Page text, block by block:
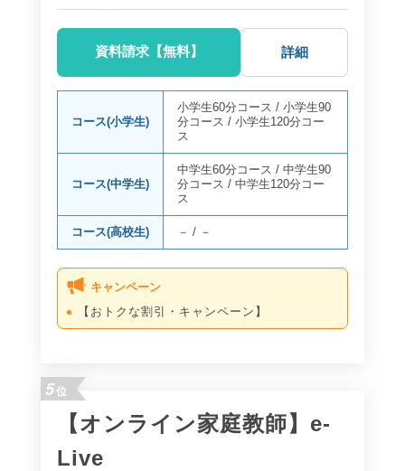
資料請求【無料】 詳細
コース(小学生)
小学生60分コース /小学生90
分コース /小学生120分コー
ス
コース(中学生)
中学生60分コース /中学生90
分コース /中学生120分コー
ス
コース(高校生) － /－
キャンペーン
【おトクな割引・キャンペーン】
5位
【オンライン家庭教師】e-
Live